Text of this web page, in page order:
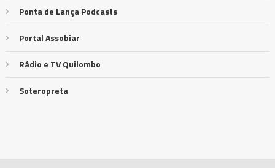
Ponta de Lança Podcasts
Portal Assobiar
Rádio e TV Quilombo
Soteropreta